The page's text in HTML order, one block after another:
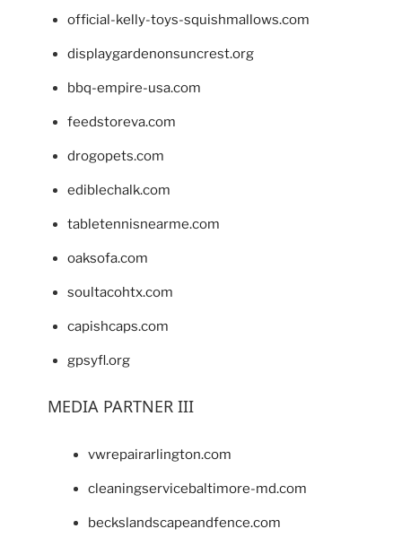
official-kelly-toys-squishmallows.com
displaygardenonsuncrest.org
bbq-empire-usa.com
feedstoreva.com
drogopets.com
ediblechalk.com
tabletennisnearme.com
oaksofa.com
soultacohtx.com
capishcaps.com
gpsyfl.org
MEDIA PARTNER III
vwrepairarlington.com
cleaningservicebaltimore-md.com
beckslandscapeandfence.com